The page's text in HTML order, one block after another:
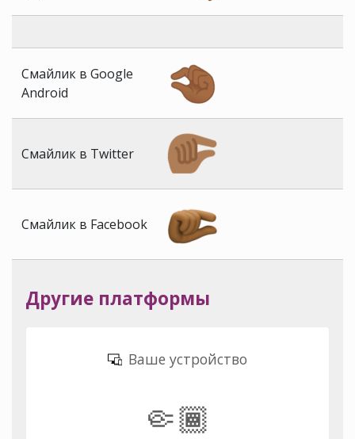
Смайлик в Google
Android
Смайлик в Twitter
Смайлик в Facebook
Другие платформы
Ваше устройство
🤏🏾